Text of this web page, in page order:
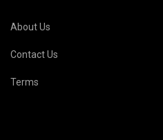
About Us
Contact Us
Terms